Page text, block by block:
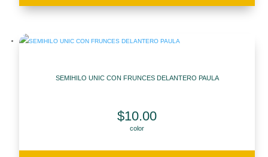
SEMIHILO UNIC CON FRUNCES DELANTERO PAULA
$10.00
color